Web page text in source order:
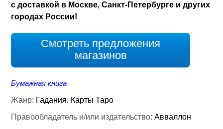
с доставкой в Москве, Санкт-Петербурге и других
городах России!
Смотреть предложения
магазинов
Бумажная книга
Жанр: Гадания. Карты Таро
Правообладатель и/или издательство:Авваллон